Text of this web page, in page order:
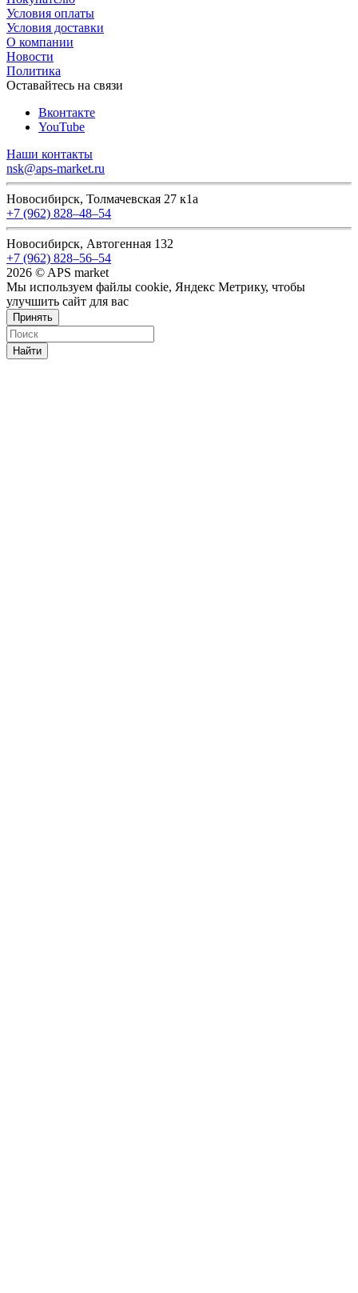
Условия оплаты
Условия доставки
О компании
Новости
Политика
Оставайтесь на связи
Вконтакте
YouTube
Наши контакты
nsk@aps-market.ru
Новосибирск, Толмачевская 27 к1а
+7 (962) 828‒48‒54
Новосибирск, Автогенная 132
+7 (962) 828‒56‒54
2026 © APS market
Мы используем файлы cookie, Яндекс Метрику, чтобы
улучшить сайт для вас
Принять
Найти